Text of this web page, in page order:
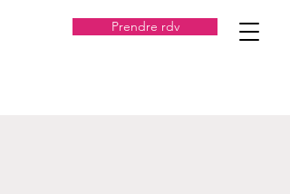
Prendre rdv